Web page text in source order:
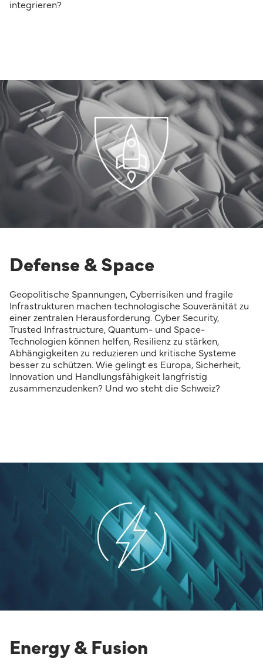
integrieren?
Defense & Space
Geopolitische Spannungen, Cyberrisiken und fragile
Infrastrukturen machen technologische Souveränität zu
einer zentralen Herausforderung. Cyber Security,
Trusted Infrastructure, Quantum- und Space-
Technologien können helfen, Resilienz zu stärken,
Abhängigkeiten zu reduzieren und kritische Systeme
besser zu schützen. Wie gelingt es Europa, Sicherheit,
Innovation und Handlungsfähigkeit langfristig
zusammenzudenken? Und wo steht die Schweiz?
Energy & Fusion